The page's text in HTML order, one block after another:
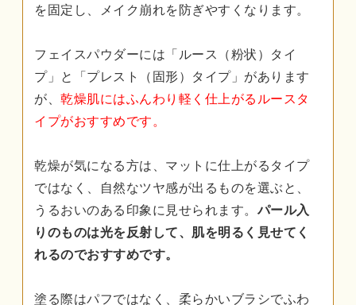
を固定し、メイク崩れを防ぎやすくなります。
フェイスパウダーには「ルース（粉状）タイ
プ」と「プレスト（固形）タイプ」があります
が、 乾燥肌にはふんわり軽く仕上がるルースタ
イプがおすすめです。
乾燥が気になる方は、マットに仕上がるタイプ
ではなく、自然なツヤ感が出るものを選ぶと、
うるおいのある印象に見せられます。パール入
りのものは光を反射して、肌を明るく見せてく
れるのでおすすめです。
塗る際はパフではなく、柔らかいブラシでふわ